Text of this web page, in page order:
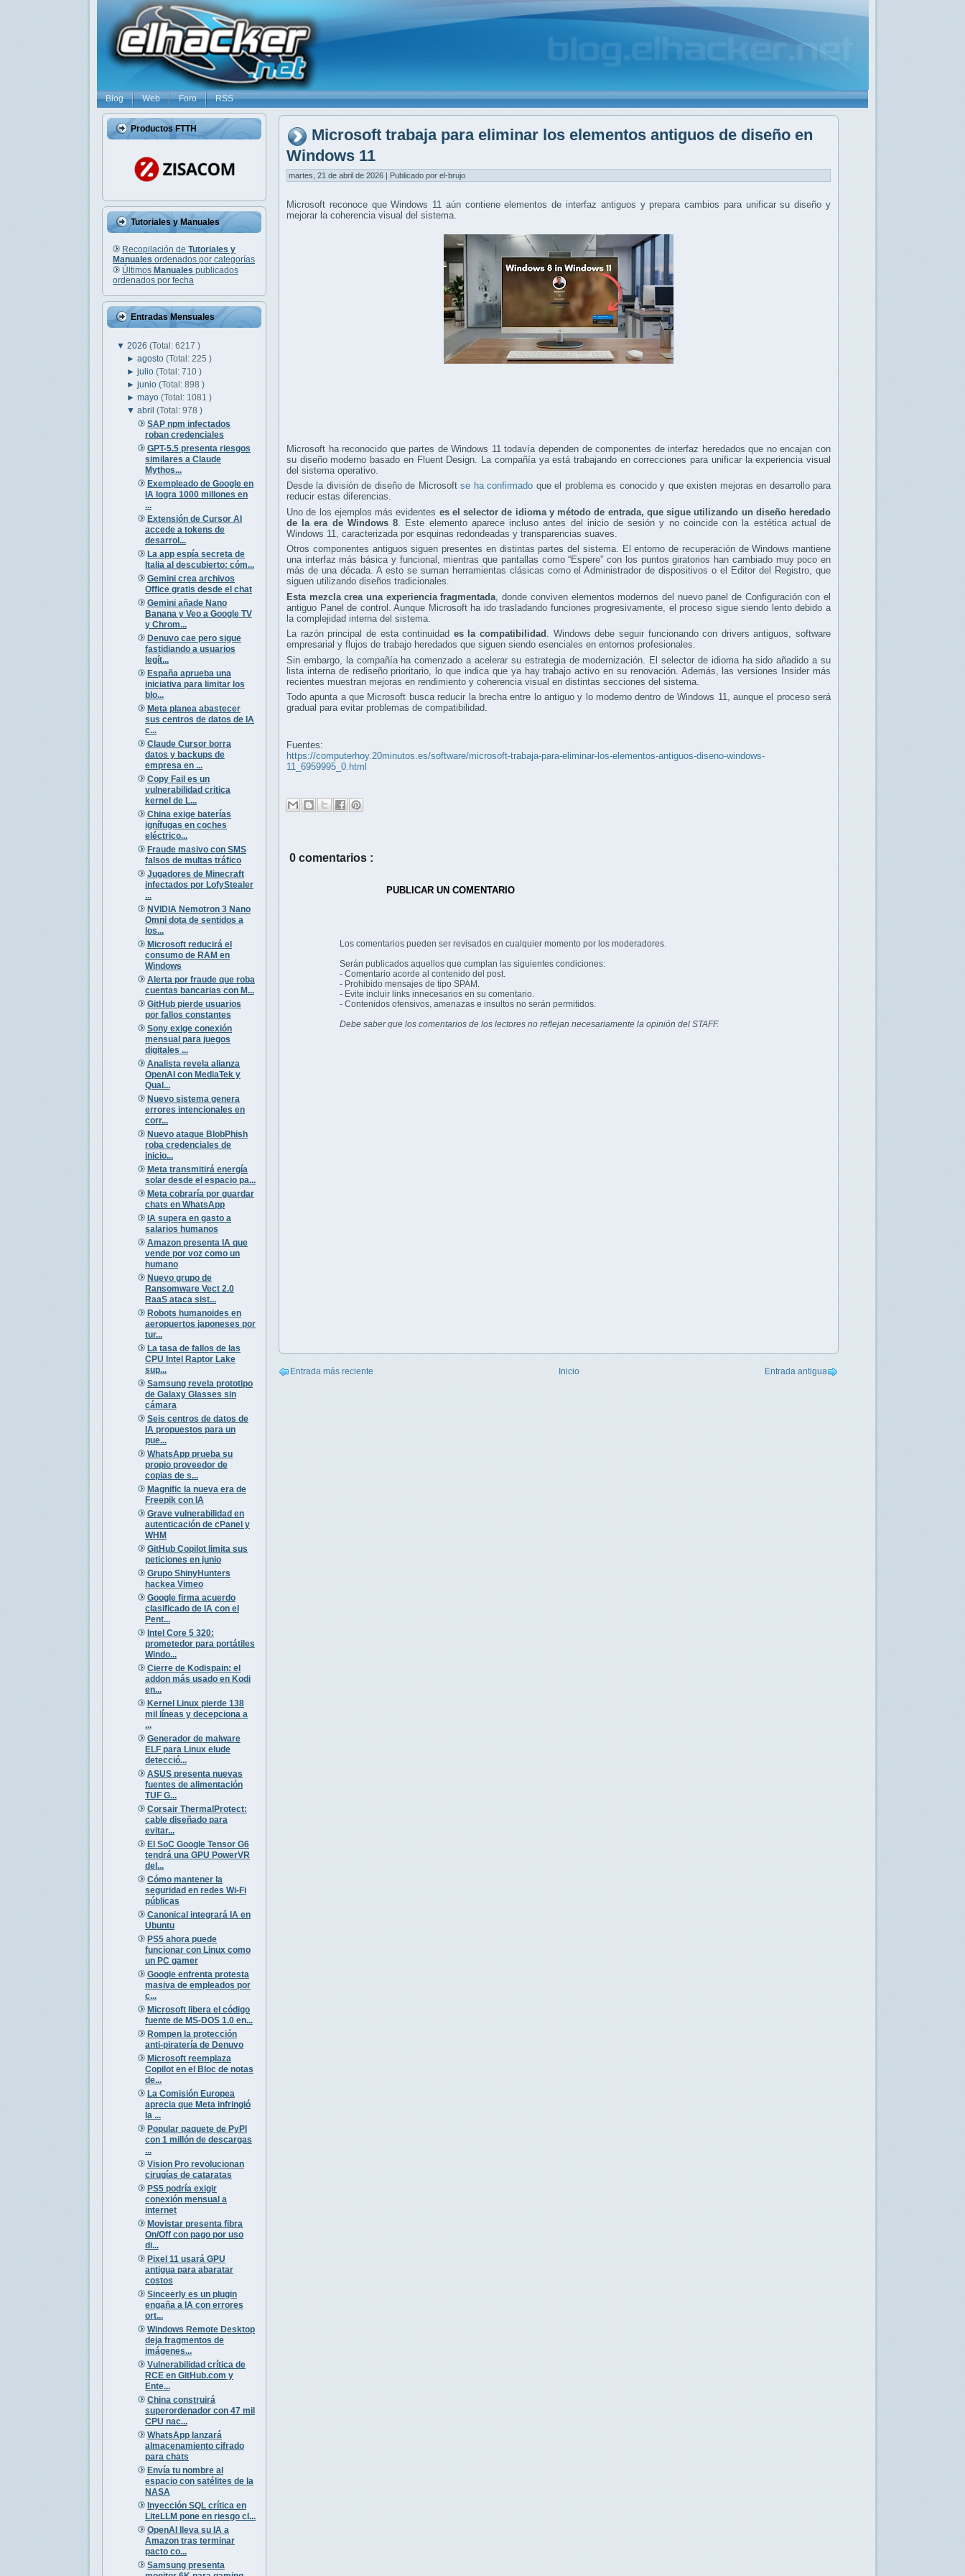
Blog Web Foro RSS
Productos FTTH
Tutoriales y Manuales
Recopilación de Tutoriales y
Manuales ordenados por categorías
Últimos Manuales publicados
ordenados por fecha
Entradas Mensuales
▼ 2026 (Total: 6217 )
►agosto(Total: 225 )
►julio(Total: 710 )
►junio(Total: 898 )
►mayo(Total: 1081 )
▼abril(Total: 978 )
SAP npm infectados
roban credenciales
GPT-5.5 presenta riesgos
similares a Claude
Mythos...
Exempleado de Google en
IA logra 1000 millones en
...
Extensión de Cursor AI
accede a tokens de
desarrol...
La app espía secreta de
Italia al descubierto: cóm...
Gemini crea archivos
Office gratis desde el chat
Gemini añade Nano
Banana y Veo a Google TV
y Chrom...
Denuvo cae pero sigue
fastidiando a usuarios
legít...
España aprueba una
iniciativa para limitar los
blo...
Meta planea abastecer
sus centros de datos de IA
c...
Claude Cursor borra
datos y backups de
empresa en ...
Copy Fail es un
vulnerabilidad critica
kernel de L...
China exige baterías
ignífugas en coches
eléctrico...
Fraude masivo con SMS
falsos de multas tráfico
Jugadores de Minecraft
infectados por LofyStealer
...
NVIDIA Nemotron 3 Nano
Omni dota de sentidos a
los...
Microsoft reducirá el
consumo de RAM en
Windows
Alerta por fraude que roba
cuentas bancarias con M...
GitHub pierde usuarios
por fallos constantes
Sony exige conexión
mensual para juegos
digitales ...
Analista revela alianza
OpenAI con MediaTek y
Qual...
Nuevo sistema genera
errores intencionales en
corr...
Nuevo ataque BlobPhish
roba credenciales de
inicio...
Meta transmitirá energía
solar desde el espacio pa...
Meta cobraría por guardar
chats en WhatsApp
IA supera en gasto a
salarios humanos
Amazon presenta IA que
vende por voz como un
humano
Nuevo grupo de
Ransomware Vect 2.0
RaaS ataca sist...
Robots humanoides en
aeropuertos japoneses por
tur...
La tasa de fallos de las
CPU Intel Raptor Lake
sup...
Samsung revela prototipo
de Galaxy Glasses sin
cámara
Seis centros de datos de
IA propuestos para un
pue...
WhatsApp prueba su
propio proveedor de
copias de s...
Magnific la nueva era de
Freepik con IA
Grave vulnerabilidad en
autenticación de cPanel y
WHM
GitHub Copilot limita sus
peticiones en junio
Grupo ShinyHunters
hackea Vimeo
Google firma acuerdo
clasificado de IA con el
Pent...
Intel Core 5 320:
prometedor para portátiles
Windo...
Cierre de Kodispain: el
addon más usado en Kodi
en...
Kernel Linux pierde 138
mil líneas y decepciona a
...
Generador de malware
ELF para Linux elude
detecció...
ASUS presenta nuevas
fuentes de alimentación
TUF G...
Corsair ThermalProtect:
cable diseñado para
evitar...
El SoC Google Tensor G6
tendrá una GPU PowerVR
del...
Cómo mantener la
seguridad en redes Wi-Fi
públicas
Canonical integrará IA en
Ubuntu
PS5 ahora puede
funcionar con Linux como
un PC gamer
Google enfrenta protesta
masiva de empleados por
c...
Microsoft libera el código
fuente de MS-DOS 1.0 en...
Rompen la protección
anti-piratería de Denuvo
Microsoft reemplaza
Copilot en el Bloc de notas
de...
La Comisión Europea
aprecia que Meta infringió
la ...
Popular paquete de PyPI
con 1 millón de descargas
...
Vision Pro revolucionan
cirugías de cataratas
PS5 podría exigir
conexión mensual a
internet
Movistar presenta fibra
On/Off con pago por uso
di...
Pixel 11 usará GPU
antigua para abaratar
costos
Sinceerly es un plugin
engaña a IA con errores
ort...
Windows Remote Desktop
deja fragmentos de
imágenes...
Vulnerabilidad crítica de
RCE en GitHub.com y
Ente...
China construirá
superordenador con 47 mil
CPU nac...
WhatsApp lanzará
almacenamiento cifrado
para chats
Envía tu nombre al
espacio con satélites de la
NASA
Inyección SQL crítica en
LiteLLM pone en riesgo cl...
OpenAI lleva su IA a
Amazon tras terminar
pacto co...
Samsung presenta
Microsoft trabaja para eliminar los elementos antiguos de diseño en
Windows 11
martes, 21 de abril de 2026 | Publicado por el-brujo
Microsoft reconoce que Windows 11 aún contiene elementos de interfaz antiguos y prepara cambios para unificar su diseño y
mejorar la coherencia visual del sistema.
Microsoft ha reconocido que partes de Windows 11 todavía dependen de componentes de interfaz heredados que no encajan con
su diseño moderno basado en Fluent Design. La compañía ya está trabajando en correcciones para unificar la experiencia visual
del sistema operativo.
Desde la división de diseño de Microsoftse ha confirmado que el problema es conocido y que existen mejoras en desarrollo para
reducir estas diferencias.
Uno de los ejemplos más evidentes es el selector de idioma y método de entrada, que sigue utilizando un diseño heredado
de la era de Windows 8 . Este elemento aparece incluso antes del inicio de sesión y no coincide con la estética actual de
Windows 11, caracterizada por esquinas redondeadas y transparencias suaves.
Otros componentes antiguos siguen presentes en distintas partes del sistema. El entorno de recuperación de Windows mantiene
una interfaz más básica y funcional, mientras que pantallas como “Espere” con los puntos giratorios han cambiado muy poco en
más de una década. A esto se suman herramientas clásicas como el Administrador de dispositivos o el Editor del Registro, que
siguen utilizando diseños tradicionales.
Esta mezcla crea una experiencia fragmentada , donde conviven elementos modernos del nuevo panel de Configuración con el
antiguo Panel de control. Aunque Microsoft ha ido trasladando funciones progresivamente, el proceso sigue siendo lento debido a
la complejidad interna del sistema.
La razón principal de esta continuidad es la compatibilidad . Windows debe seguir funcionando con drivers antiguos, software
empresarial y flujos de trabajo heredados que siguen siendo esenciales en entornos profesionales.
Sin embargo, la compañía ha comenzado a acelerar su estrategia de modernización. El selector de idioma ha sido añadido a su
lista interna de rediseño prioritario, lo que indica que ya hay trabajo activo en su renovación. Además, las versiones Insider más
recientes muestran mejoras en rendimiento y coherencia visual en distintas secciones del sistema.
Todo apunta a que Microsoft busca reducir la brecha entre lo antiguo y lo moderno dentro de Windows 11, aunque el proceso será
gradual para evitar problemas de compatibilidad.
Fuentes:
https://computerhoy.20minutos.es/software/microsoft-trabaja-para-eliminar-los-elementos-antiguos-diseno-windows-
11_6959995_0.html
0 comentarios :
PUBLICAR UN COMENTARIO
Los comentarios pueden ser revisados en cualquier momento por los moderadores.
Serán publicados aquellos que cumplan las siguientes condiciones:
- Comentario acorde al contenido del post.
- Prohibido mensajes de tipo SPAM.
- Evite incluir links innecesarios en su comentario.
- Contenidos ofensivos, amenazas e insultos no serán permitidos.
Debe saber que los comentarios de los lectores no reflejan necesariamente la opinión del STAFF.
Entrada más reciente Entrada antigua
Inicio